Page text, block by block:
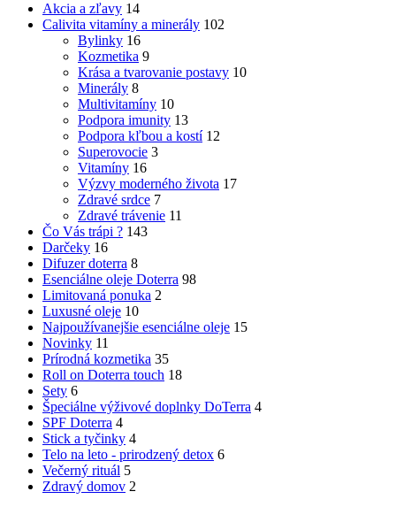
Akcia a zľavy 14
Calivita vitamíny a minerály 102
Bylinky 16
Kozmetika 9
Krása a tvarovanie postavy 10
Minerály 8
Multivitamíny 10
Podpora imunity 13
Podpora kľbou a kostí 12
Superovocie 3
Vitamíny 16
Výzvy moderného života 17
Zdravé srdce 7
Zdravé trávenie 11
Čo Vás trápi ? 143
Darčeky 16
Difuzer doterra 8
Esenciálne oleje Doterra 98
Limitovaná ponuka 2
Luxusné oleje 10
Najpoužívanejšie esenciálne oleje 15
Novinky 11
Prírodná kozmetika 35
Roll on Doterra touch 18
Sety 6
Špeciálne výživové doplnky DoTerra 4
SPF Doterra 4
Stick a tyčinky 4
Telo na leto - prirodzený detox 6
Večerný rituál 5
Zdravý domov 2